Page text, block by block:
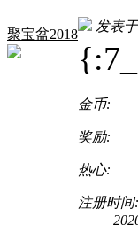
聚宝盆2018
发表
金币:
奖励:
热心:
注册时间: